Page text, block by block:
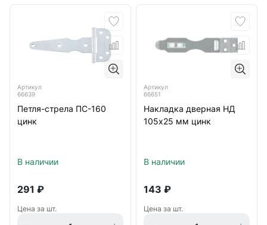
Артикул
66639
Петля-стрела ПС-160
цинк
В наличии
291 ₽
Цена за шт.
Артикул
66651
Накладка дверная НД
105х25 мм цинк
В наличии
143 ₽
Цена за шт.